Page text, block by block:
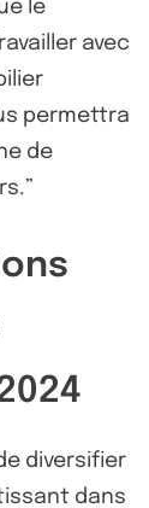
le
avec
permettra
de
diversifier
dans